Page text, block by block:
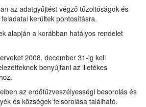
az adatgyűjtést végző tűzoltóságok és
kerültek pontosításra.
alapján a korábban hatályos rendelet
2008. december 31-ig kell
benyújtani az illetékes
az erdőtűzveszélyességi besorolás és
és községek felsorolása található.